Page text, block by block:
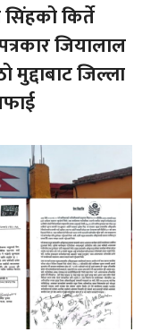
किर्ते
जियालाल
जिल्ला